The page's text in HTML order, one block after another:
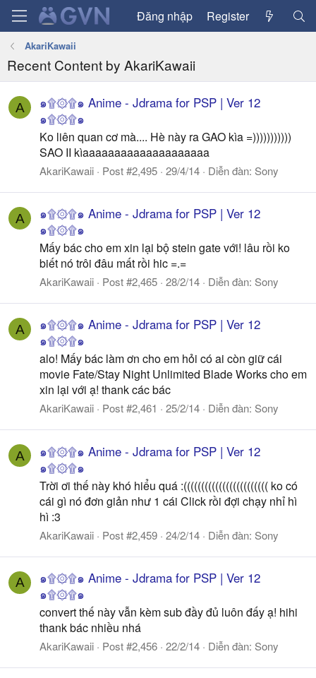
Đăng nhập Register
AkariKawaii
Recent Content by AkariKawaii
A
๑۩۞۩๑ Anime - Jdrama for PSP | Ver 12
๑۩۞۩๑
Ko liên quan cơ mà.... Hè này ra GAO kìa =)))))))))))
SAO II kìaaaaaaaaaaaaaaaaaaaa
AkariKawaii Post #2,495 29/4/14 Diễn đàn: Sony
A
๑۩۞۩๑ Anime - Jdrama for PSP | Ver 12
๑۩۞۩๑
Mấy bác cho em xin lại bộ stein gate với! lâu rồi ko
biết nó trôi đâu mất rồi hic =.=
AkariKawaii Post #2,465 28/2/14 Diễn đàn: Sony
A
๑۩۞۩๑ Anime - Jdrama for PSP | Ver 12
๑۩۞۩๑
alo! Mấy bác làm ơn cho em hỏi có ai còn giữ cái
movie Fate/Stay Night Unlimited Blade Works cho em
xin lại với ạ! thank các bác
AkariKawaii Post #2,461 25/2/14 Diễn đàn: Sony
A
๑۩۞۩๑ Anime - Jdrama for PSP | Ver 12
๑۩۞۩๑
Trời ơi thế này khó hiểu quá :(((((((((((((((((((((((( ko có
cái gì nó đơn giản như 1 cái Click rồi đợi chạy nhỉ hì
hì :3
AkariKawaii Post #2,459 24/2/14 Diễn đàn: Sony
A
๑۩۞۩๑ Anime - Jdrama for PSP | Ver 12
๑۩۞۩๑
convert thế này vẫn kèm sub đầy đủ luôn đấy ạ! hihi
thank bác nhiều nhá
AkariKawaii Post #2,456 22/2/14 Diễn đàn: Sony